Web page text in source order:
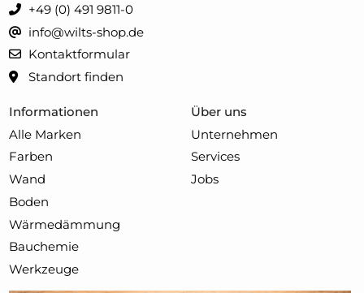
Informationen
Alle Marken
Farben
Wand
Boden
Wärmedämmung
Bauchemie
Werkzeuge
Über uns
Unternehmen
Services
Jobs
+49 (0) 491 9811-0
info@wilts-shop.de
Kontaktformular
Standort finden